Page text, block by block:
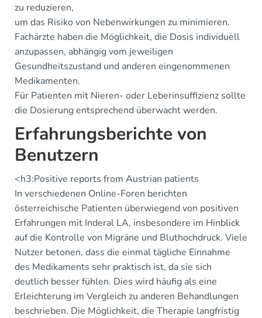
zu reduzieren,
um das Risiko von Nebenwirkungen zu minimieren.
Fachärzte haben die Möglichkeit, die Dosis individuell
anzupassen, abhängig vom jeweiligen
Gesundheitszustand und anderen eingenommenen
Medikamenten.
Für Patienten mit Nieren- oder Leberinsuffizienz sollte
die Dosierung entsprechend überwacht werden.
Erfahrungsberichte von
Benutzern
<h3:Positive reports from Austrian patients
In verschiedenen Online-Foren berichten
österreichische Patienten überwiegend von positiven
Erfahrungen mit Inderal LA, insbesondere im Hinblick
auf die Kontrolle von Migräne und Bluthochdruck. Viele
Nutzer betonen, dass die einmal tägliche Einnahme
des Medikaments sehr praktisch ist, da sie sich
deutlich besser fühlen. Dies wird häufig als eine
Erleichterung im Vergleich zu anderen Behandlungen
beschrieben. Die Möglichkeit, die Therapie langfristig